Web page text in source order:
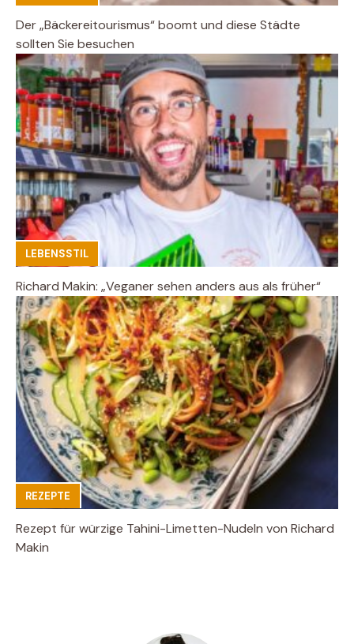
Der „Bäckereitourismus“ boomt und diese Städte
sollten Sie besuchen
LEBENSSTIL
Richard Makin: „Veganer sehen anders aus als früher“
REZEPTE
Rezept für würzige Tahini-Limetten-Nudeln von Richard
Makin